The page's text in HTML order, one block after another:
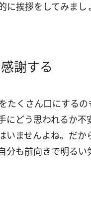
に挨拶をしてみま
謝する
たくさん口にする
にどう思われるか
いませんよね。だ
分も前向きで明るい